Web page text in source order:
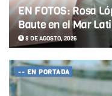
EN FOTOS: Rosa
Baute en el Mar
8 DE AGOSTO, 2026
-- EN PORTADA